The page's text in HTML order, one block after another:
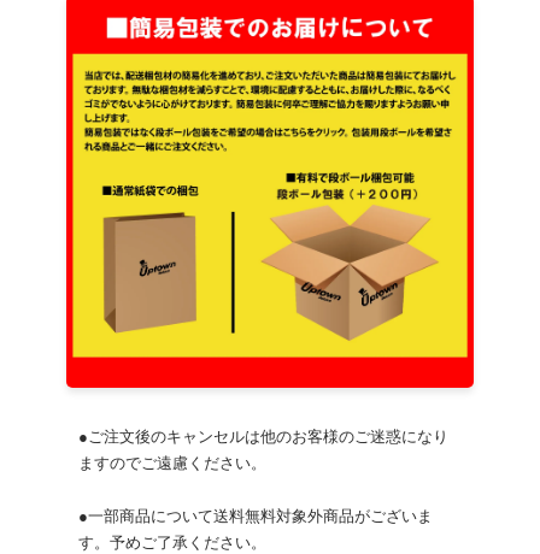
●ご注文後のキャンセルは他のお客様のご迷惑になり
ますのでご遠慮ください。
●一部商品について送料無料対象外商品がございま
す。予めご了承ください。